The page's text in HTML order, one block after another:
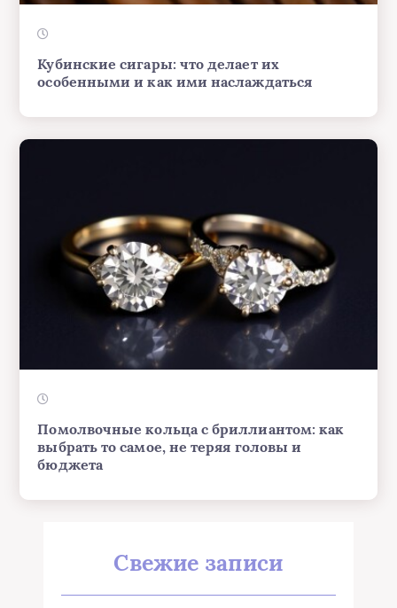
Кубинские сигары: что делает их
особенными и как ими наслаждаться
Помолвочные кольца с бриллиантом: как
выбрать то самое, не теряя головы и
бюджета
Свежие записи